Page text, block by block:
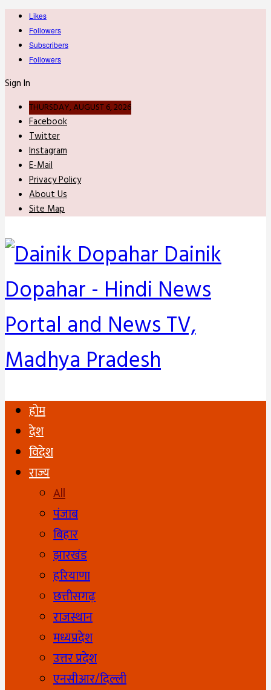
Likes
Followers
Subscribers
Followers
Sign In
THURSDAY, AUGUST 6, 2026
Facebook
Twitter
Instagram
E-Mail
Privacy Policy
About Us
Site Map
Dainik
Dopahar - Hindi News
Portal and News TV,
Madhya Pradesh
होम
देश
विदेश
राज्य
All
पंजाब
बिहार
झारखंड
हरियाणा
छत्तीसगढ़
राजस्थान
मध्यप्रदेश
उत्तर प्रदेश
एनसीआर/दिल्ली